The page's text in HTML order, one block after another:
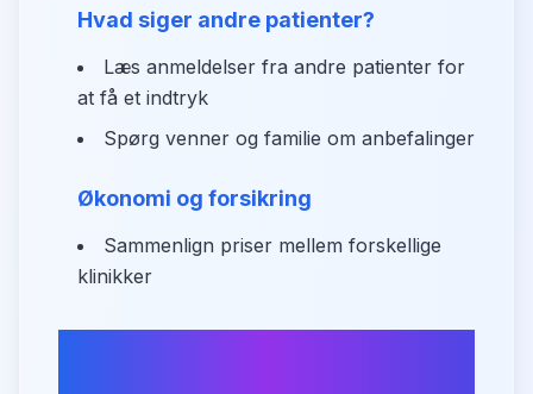
Hvad siger andre patienter?
Læs anmeldelser fra andre patienter for
at få et indtryk
Spørg venner og familie om anbefalinger
Økonomi og forsikring
Sammenlign priser mellem forskellige
klinikker